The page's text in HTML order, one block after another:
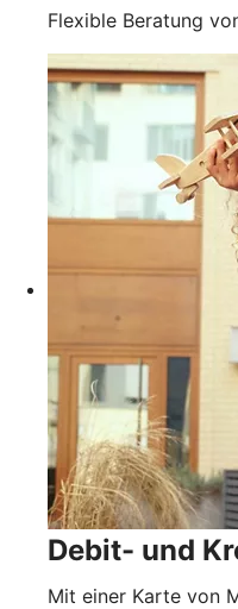
Flexible Beratung
Debit- und
Mit einer Karte von